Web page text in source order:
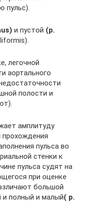
пульс).
и пустой (p.
легочной
аортального
полости и
амплитуду
прохождения
пульса во
стенки к
пульса судят на
при оценке
большой
и полный и малый( р.